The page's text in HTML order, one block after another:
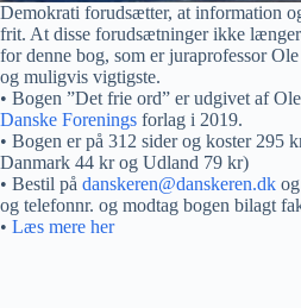
Demokrati forudsætter, at information
frit. At disse forudsætninger ikke
for denne bog, som er juraprofessor
og muligvis vigtigste.
• Bogen ”Det frie ord” er udgivet af
Danske Forenings forlag i 2019.
• Bogen er på 312 sider og koster 295
Danmark 44 kr og Udland 79 kr)
• Bestil på danskeren@danskeren.dk
og telefonnr. og modtag bogen bilagt
• Læs mere her